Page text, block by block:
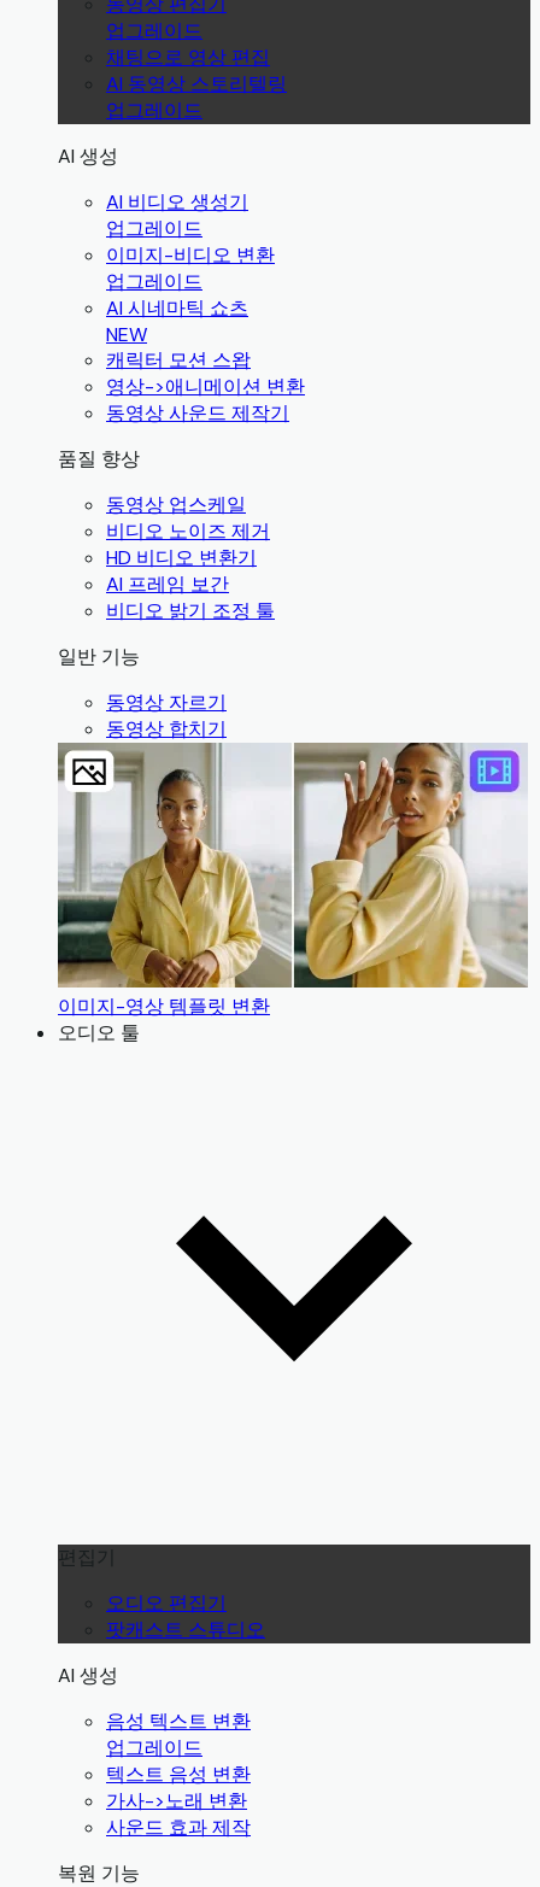
업그레이드
채팅으로 영상 편집
AI 동영상 스토리텔링
업그레이드
AI 생성
AI 비디오 생성기
업그레이드
이미지-비디오 변환
업그레이드
AI 시네마틱 쇼츠
NEW
캐릭터 모션 스왑
영상->애니메이션 변환
동영상 사운드 제작기
품질 향상
동영상 업스케일
비디오 노이즈 제거
HD 비디오 변환기
AI 프레임 보간
비디오 밝기 조정 툴
일반 기능
동영상 자르기
동영상 합치기
이미지-영상 템플릿 변환
오디오 툴
편집기
오디오 편집기
팟캐스트 스튜디오
AI 생성
음성 텍스트 변환
업그레이드
텍스트 음성 변환
가사->노래 변환
사운드 효과 제작
복원 기능